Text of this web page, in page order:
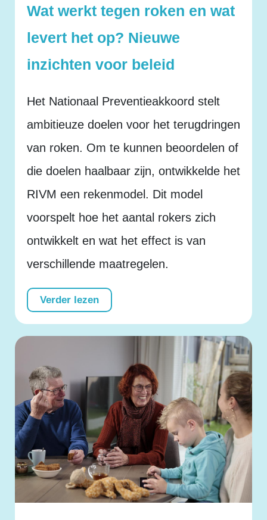
Wat werkt tegen roken en wat
levert het op? Nieuwe
inzichten voor beleid
Het Nationaal Preventieakkoord stelt
ambitieuze doelen voor het terugdringen
van roken. Om te kunnen beoordelen of
die doelen haalbaar zijn, ontwikkelde het
RIVM een rekenmodel. Dit model
voorspelt hoe het aantal rokers zich
ontwikkelt en wat het effect is van
verschillende maatregelen.
Verder lezen